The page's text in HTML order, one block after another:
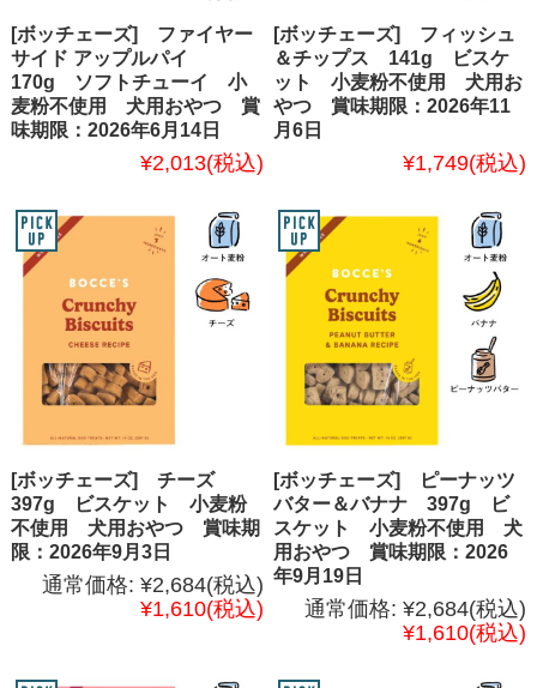
[ボッチェーズ] ファイヤー
サイド アップルパイ
170g ソフトチューイ 小
麦粉不使用 犬用おやつ 賞
味期限：2026年6月14日
¥2,013(税込)
[ボッチェーズ] フィッシュ
＆チップス 141g ビスケ
ット 小麦粉不使用 犬用お
やつ 賞味期限：2026年11
月6日
¥1,749(税込)
[ボッチェーズ] チーズ
397g ビスケット 小麦粉
不使用 犬用おやつ 賞味期
限：2026年9月3日
通常価格: ¥2,684(税込)
¥1,610(税込)
[ボッチェーズ] ピーナッツ
バター＆バナナ 397g ビ
スケット 小麦粉不使用 犬
用おやつ 賞味期限：2026
年9月19日
通常価格: ¥2,684(税込)
¥1,610(税込)